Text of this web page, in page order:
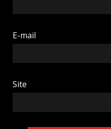
E-mail
Site